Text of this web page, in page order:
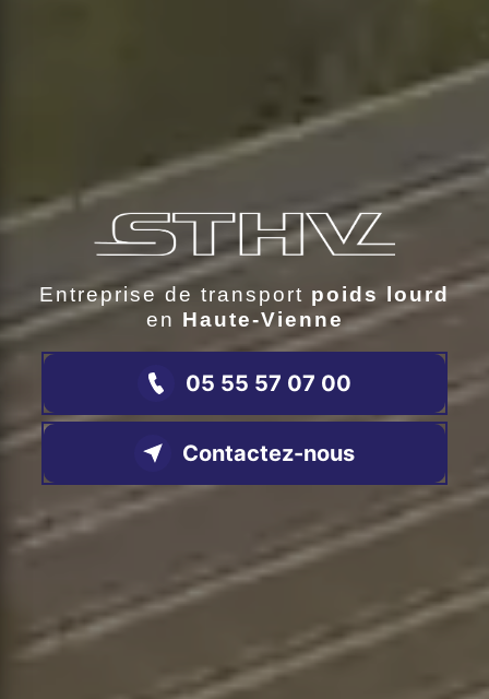
Entreprise de transport poids lourd
en Haute-Vienne
05 55 57 07 00
Contactez-nous